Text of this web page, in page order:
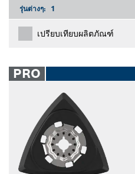
รุ่นต่างๆ: 1
เปรียบเทียบผลิตภัณฑ์
PRO